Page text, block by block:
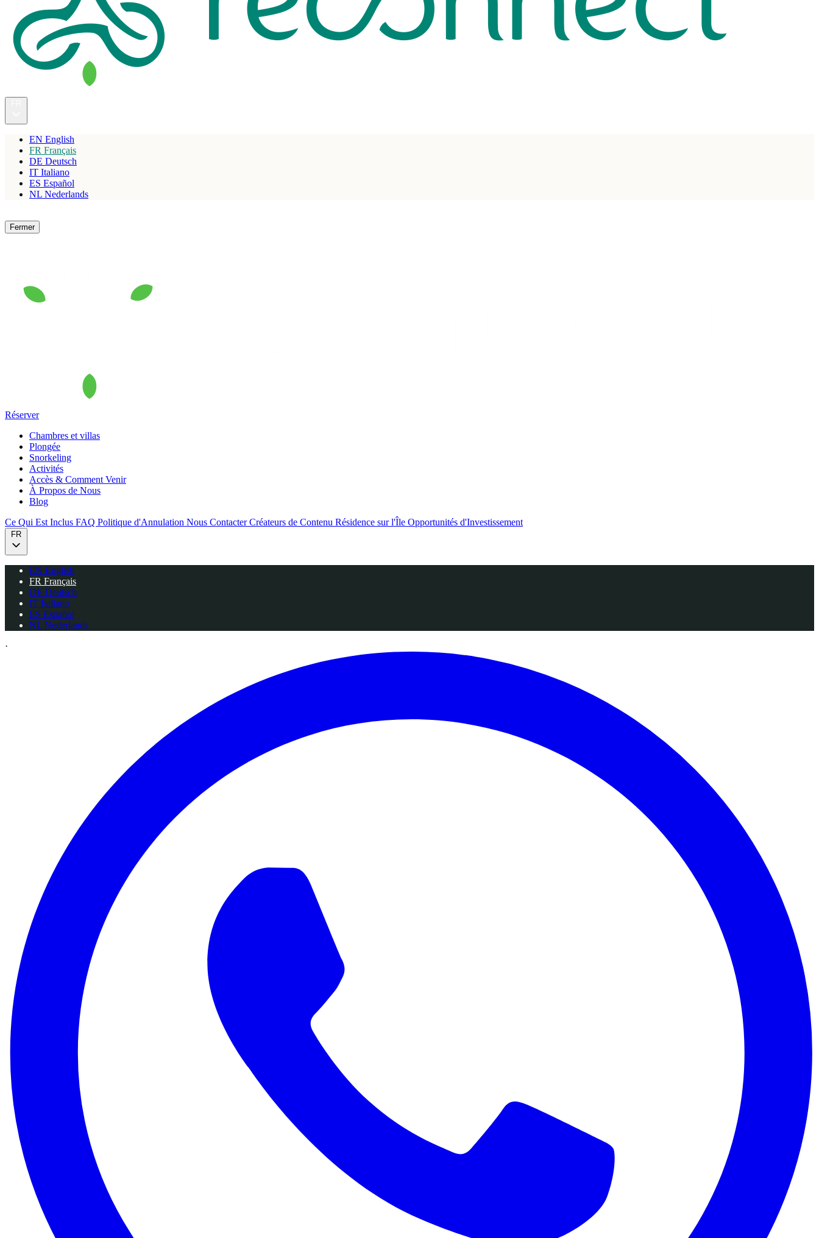
EN English
FR Français
DE Deutsch
IT Italiano
ES Español
NL Nederlands
Fermer
Réserver
Chambres et villas
Plongée
Snorkeling
Activités
Accès & Comment Venir
À Propos de Nous
Blog
Ce Qui Est Inclus FAQ Politique d'Annulation Nous ContacterCréateurs de Contenu Résidence sur l'Île Opportunités d'Investissement
FR
EN English
FR Français
DE Deutsch
IT Italiano
ES Español
NL Nederlands
·